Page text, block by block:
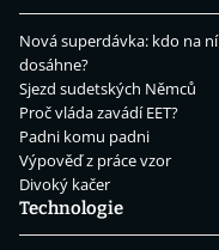
Nová superdávka: kdo na ní
dosáhne?
Sjezd sudetských Němců
Proč vláda zavádí EET?
Padni komu padni
Výpověď z práce vzor
Divoký kačer
Technologie